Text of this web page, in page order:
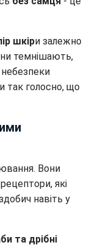
шкіри залежно
темнішають,
так голосно, що
Вони
які
навіть у
та дрібні